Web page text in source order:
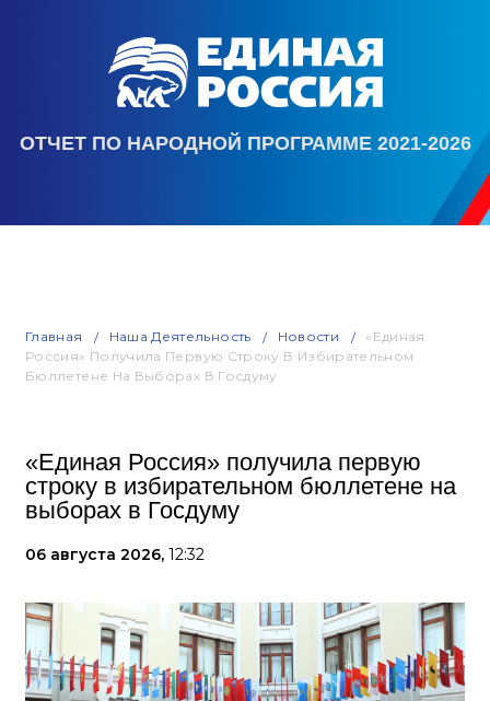
ОТЧЕТ ПО НАРОДНОЙ ПРОГРАММЕ 2021-2026
Главная Наша Деятельность Новости
«Единая
Россия» Получила Первую Строку В Избирательном
Бюллетене На Выборах В Госдуму
«Единая Россия» получила первую
строку в избирательном бюллетене на
выборах в Госдуму
06 августа 2026, 12:32